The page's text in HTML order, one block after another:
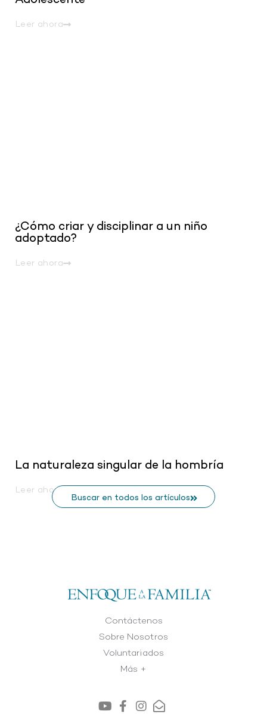
Leer ahora
¿Cómo criar y disciplinar a un niño
adoptado?
Leer ahora
La naturaleza singular de la hombría
Leer ahora
Buscar en todos los artículos
Contáctenos
Sobre Nosotros
Voluntariados
Más +